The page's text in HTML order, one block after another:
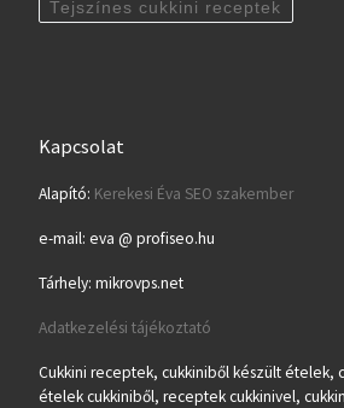
Tejszínes cukkini receptek
Kapcsolat
Alapító: Kerekesi Éva SEO szakember
e-mail: eva @ profiseo.hu
Tárhely: mikrovps.net
Adatkezelési tájékoztató
Cukkini receptek, cukkiniből készült ételek,
ételek cukkiniből, receptek cukkinivel,